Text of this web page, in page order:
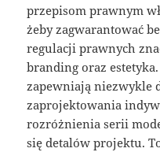
przepisom prawnym
żeby zagwarantować
regulacji prawnych
branding oraz
zapewniają niezwykle
zaprojektowania
rozróżnienia serii
się detalów projektu.